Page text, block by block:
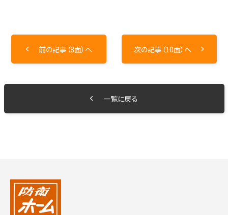
前の記事（8面）へ 次の記事（10面）へ
一覧に戻る